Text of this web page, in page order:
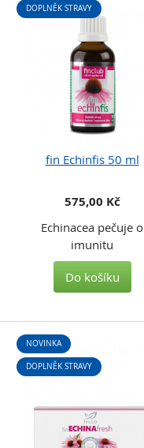
fin Echinfis 50 ml
DOPLNĚK STRAVY
575,00 Kč
Echinacea pečuje o
imunitu
Do košíku
NOVINKA
DOPLNĚK STRAVY